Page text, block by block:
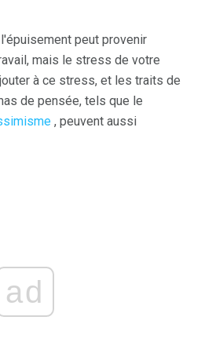
peut provenir
mais le stress de votre
à ce stress, et les traits de
de pensée, tels que le
, peuvent aussi
ad